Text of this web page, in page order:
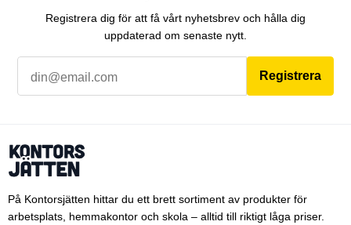
Registrera dig för att få vårt nyhetsbrev och hålla dig
uppdaterad om senaste nytt.
Registrera
På Kontorsjätten hittar du ett brett sortiment av produkter för
arbetsplats, hemmakontor och skola – alltid till riktigt låga priser.